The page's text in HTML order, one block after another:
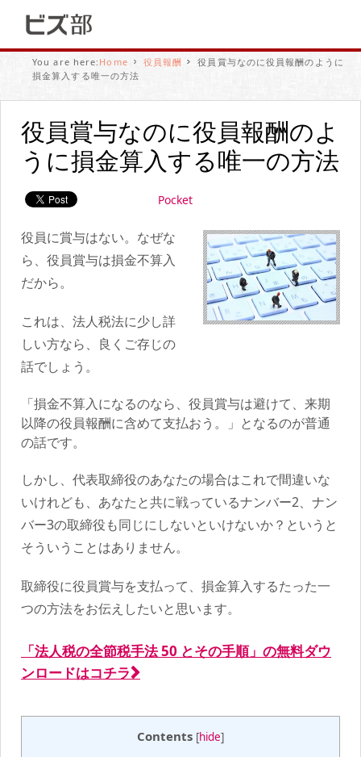
You are here: Home 役員報酬
役員賞与なのに役員報酬のように
損金算入する唯一の方法
役員賞与なのに役員報酬のよ
うに損金算入する唯一の方法
Pocket
役員に賞与はない。なぜな
ら、役員賞与は損金不算入
だから。
これは、法人税法に少し詳
しい方なら、良くご存じの
話でしょう。
「損金不算入になるのなら、役員賞与は避けて、来期
以降の役員報酬に含めて支払おう。」となるのが普通
の話です。
しかし、代表取締役のあなたの場合はこれで間違いな
いけれども、あなたと共に戦っているナンバー2、ナン
バー3の取締役も同じにしないといけないか？というと
そういうことはありません。
取締役に役員賞与を支払って、損金算入するたった一
つの方法をお伝えしたいと思います。
「法人税の全節税手法 50 とその手順」の無料ダウ
ンロードはコチラ
Contents [hide]